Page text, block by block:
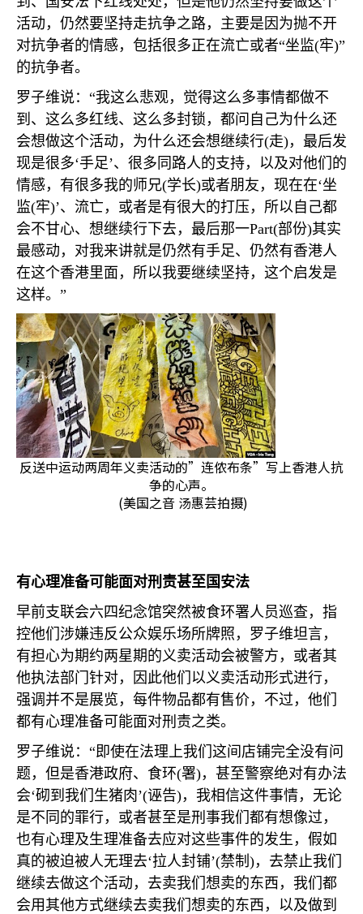
活动，仍然要坚持走抗争之路，主要是因为抛不开
对抗争者的情感，包括很多正在流亡或者“坐监(牢)”
的抗争者。
罗子维说：“我这么悲观，觉得这么多事情都做不
到、这么多红线、这么多封锁，都问自己为什么还
会想做这个活动，为什么还会想继续行(走)，最后发
现是很多‘手足’、很多同路人的支持，以及对他们的
情感，有很多我的师兄(学长)或者朋友，现在在‘坐
监(牢)’、流亡，或者是有很大的打压，所以自己都
会不甘心、想继续行下去，最后那一Part(部份)其实
最感动，对我来讲就是仍然有手足、仍然有香港人
在这个香港里面，所以我要继续坚持，这个启发是
这样。”
反送中运动两周年义卖活动的”连侬布条”写上香港人抗
争的心声。
(美国之音 汤惠芸拍摄)
有心理准备可能面对刑责甚至国安法
早前支联会六四纪念馆突然被食环署人员巡查，指
控他们涉嫌违反公众娱乐场所牌照，罗子维坦言，
有担心为期约两星期的义卖活动会被警方，或者其
他执法部门针对，因此他们以义卖活动形式进行，
强调并不是展览，每件物品都有售价，不过，他们
都有心理准备可能面对刑责之类。
罗子维说：“即使在法理上我们这间店铺完全没有问
题，但是香港政府、食环(署)，甚至警察绝对有办法
会‘砌到我们生猪肉’(诬告)，我相信这件事情，无论
是不同的罪行，或者甚至是刑事我们都有想像过，
也有心理及生理准备去应对这些事件的发生，假如
真的被迫被人无理去‘拉人封铺’(禁制 )，去禁止我们
继续去做这个活动，去卖我们想卖的东西，我们都
会用其他方式继续去卖我们想卖的东西，以及做到